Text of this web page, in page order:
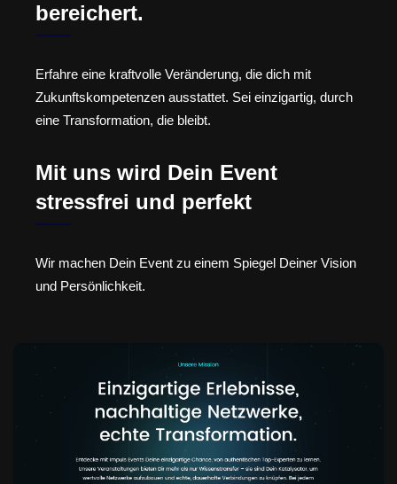
bereichert.
Erfahre eine kraftvolle Veränderung, die dich mit
Zukunftskompetenzen ausstattet. Sei einzigartig, durch
eine Transformation, die bleibt.
Mit uns wird Dein Event
stressfrei und perfekt
Wir machen Dein Event zu einem Spiegel Deiner Vision
und Persönlichkeit.